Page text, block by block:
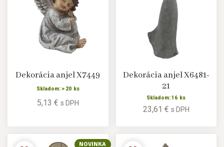
Dekorácia anjel X7449
Skladom: > 20 ks
5,13 € s DPH
Dekorácia anjel X6481-
21
Skladom: 16 ks
23,61 € s DPH
NOVINKA